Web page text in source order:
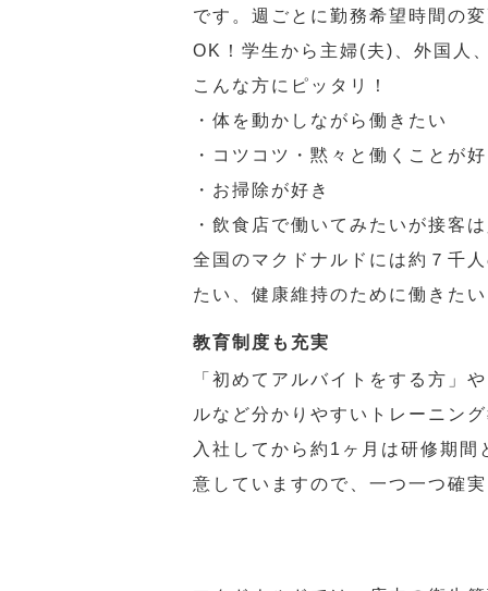
です。週ごとに勤務希望時間の
OK！学生から主婦(夫)、外国人
こんな方にピッタリ！
・体を動かしながら働きたい
・コツコツ・黙々と働くことが
・お掃除が好き
・飲食店で働いてみたいが接客
全国のマクドナルドには約７千
たい、健康維持のために働きた
教育制度も充実
「初めてアルバイトをする方」
ルなど分かりやすいトレーニン
入社してから約1ヶ月は研修期
意していますので、一つ一つ確